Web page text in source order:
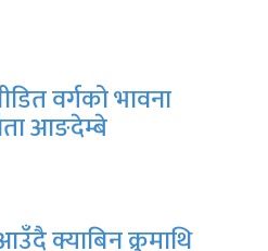
वर्गको भावना
आङदेम्बे
क्याबिन क्रुमाथि